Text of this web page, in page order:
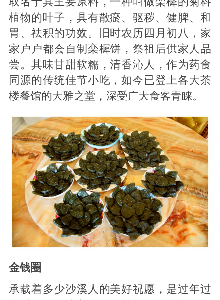
植物的叶子，具有散瘀、驱秽、健脾、和
胃、祛积的功效。旧时农历四月初八，家
家户户都会自制栾樨饼，祭祖后供家人品
尝。其味甘甜软糯，清香沁人，作为药食
同源的传统佳节小吃，如今已登上各大茶
楼餐馆的大雅之堂，深受广大食客青睐。
金钱圈
承载着多少沙溪人的美好祝愿，是过年过